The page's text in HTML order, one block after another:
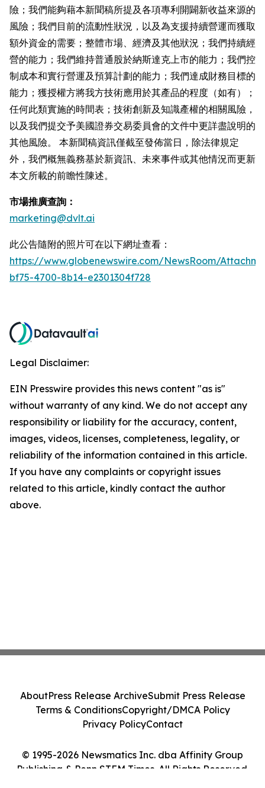
險；我們能夠藉本新聞稿所提及各項專利開闢新收益來源的
風險；我們目前的流動性狀況，以及為支援持續營運而獲取
額外資金的需要；整體市場、經濟及其他狀況；我們持續經
營的能力；我們維持普通股於納斯達克上市的能力；我們控
制成本和實行營運及預算計劃的能力；我們達成財務目標的
能力；獲授權方將我方技術應用於其產品的程度（如有）；
任何此類實施的時間表；技術創新及知識產權的相關風險，
以及我們提交予美國證券交易委員會的文件中更詳盡說明的
其他風險。 本新聞稿資訊僅截至發佈當日，除法律規定
外，我們概無義務基於新資訊、未來事件或其他情況而更新
本文所載的前瞻性陳述。
市場推廣查詢：
marketing@dvlt.ai
此公告隨附的照片可在以下網址查看：
https://www.globenewswire.com/NewsRoom/
bf75-4700-8b14-e2301304f728
Legal Disclaimer:
EIN Presswire provides this news content "as is"
without warranty of any kind. We do not accept any
responsibility or liability for the accuracy, content,
images, videos, licenses, completeness, legality, or
reliability of the information contained in this article.
If you have any complaints or copyright issues
related to this article, kindly contact the author
above.
© 1995-2026 Newsmatics Inc. dba Affinity Group
Publishing & Penn STEM Times. All Rights Reserved.
AboutPress Release ArchiveSubmit Press Release
Terms & ConditionsCopyright/DMCA Policy
Privacy PolicyContact